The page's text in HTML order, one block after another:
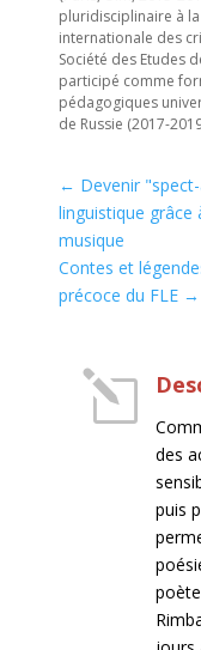
pluridisciplinaire à
internationale des
Société des Etudes
participé comme
pédagogiques
de Russie (2017-
← Devenir
linguistique
musique
Contes et
précoce du FLE→
l
des
puis